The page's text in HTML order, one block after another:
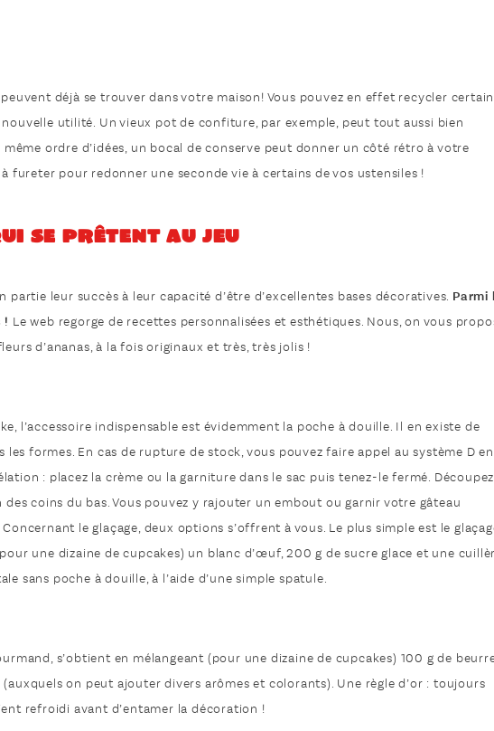
déjà se trouver dans votre maison! Vous pouvez en effet recycler
utilité. Un vieux pot de confiture, par exemple, peut tout aussi bien
même ordre d’idées, un bocal de conserve peut donner un côté rétro à votre
fureter pour redonner une seconde vie à certains de vos ustensiles !
se prêtent au jeu
partie leur succès à leur capacité d’être d’excellentes bases décoratives. Parmi
! Le web regorge de recettes personnalisées et esthétiques. Nous, on vous
d’ananas, à la fois originaux et très, très jolis !
l’accessoire indispensable est évidemment la poche à douille. Il en existe de
formes. En cas de rupture de stock, vous pouvez faire appel au système D
: placez la crème ou la garniture dans le sac puis tenez-le fermé. Découpez
coins du bas. Vous pouvez y rajouter un embout ou garnir votre gâteau
le glaçage, deux options s’offrent à vous. Le plus simple est le
une dizaine de cupcakes) un blanc d’œuf, 200 g de sucre glace et une
sans poche à douille, à l’aide d’une simple spatule.
s’obtient en mélangeant (pour une dizaine de cupcakes) 100 g de
on peut ajouter divers arômes et colorants). Une règle d’or : toujours
refroidi avant d’entamer la décoration !